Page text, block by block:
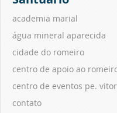
academia marial
água mineral aparecida
cidade do romeiro
centro de apoio ao
centro de eventos pe. vitor
contato